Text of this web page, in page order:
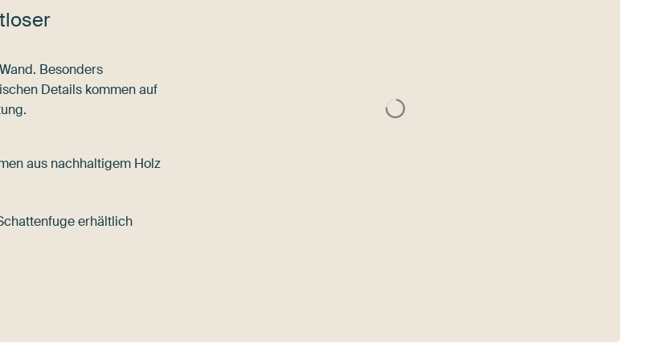
Besonders
Details kommen auf
aus nachhaltigem Holz
erhältlich